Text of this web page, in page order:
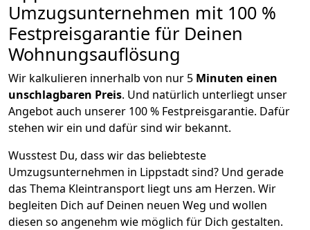
Umzugsunternehmen mit 100 %
Festpreisgarantie für Deinen
Wohnungsauflösung
Wir kalkulieren innerhalb von nur 5 Minuten einen
unschlagbaren Preis. Und natürlich unterliegt unser
Angebot auch unserer 100 % Festpreisgarantie. Dafür
stehen wir ein und dafür sind wir bekannt.
Wusstest Du, dass wir das beliebteste
Umzugsunternehmen in Lippstadt sind? Und gerade
das Thema Kleintransport liegt uns am Herzen. Wir
begleiten Dich auf Deinen neuen Weg und wollen
diesen so angenehm wie möglich für Dich gestalten.